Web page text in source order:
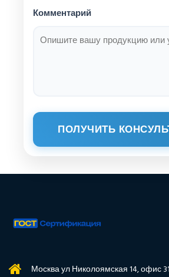
Комментарий
ПОЛУЧИТЬ
Москва ул Николоямская 14, офис 31